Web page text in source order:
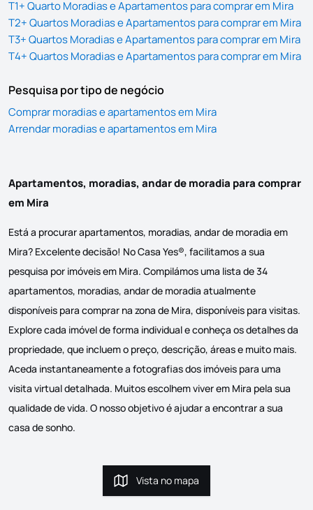
T1+ Quarto Moradias e Apartamentos para comprar em Mira
T2+ Quartos Moradias e Apartamentos para comprar em Mira
T3+ Quartos Moradias e Apartamentos para comprar em Mira
T4+ Quartos Moradias e Apartamentos para comprar em Mira
Pesquisa por tipo de negócio
Comprar moradias e apartamentos em Mira
Arrendar moradias e apartamentos em Mira
Apartamentos, moradias, andar de moradia para comprar
em Mira
Está a procurar apartamentos, moradias, andar de moradia em
Mira? Excelente decisão! No Casa Yes®, facilitamos a sua
pesquisa por imóveis em Mira. Compilámos uma lista de 34
apartamentos, moradias, andar de moradia atualmente
disponíveis para comprar na zona de Mira, disponíveis para visitas.
Explore cada imóvel de forma individual e conheça os detalhes da
propriedade, que incluem o preço, descrição, áreas e muito mais.
Aceda instantaneamente a fotografias dos imóveis para uma
visita virtual detalhada. Muitos escolhem viver em Mira pela sua
qualidade de vida. O nosso objetivo é ajudar a encontrar a sua
casa de sonho.
Vista no mapa
Vista no mapa